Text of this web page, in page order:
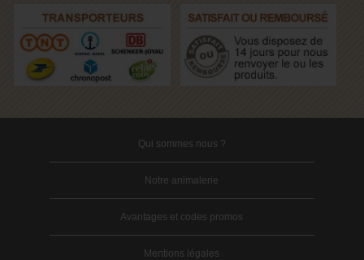
Qui sommes nous ?
Notre animalerie
Avantages et codes promos
Mentions légales